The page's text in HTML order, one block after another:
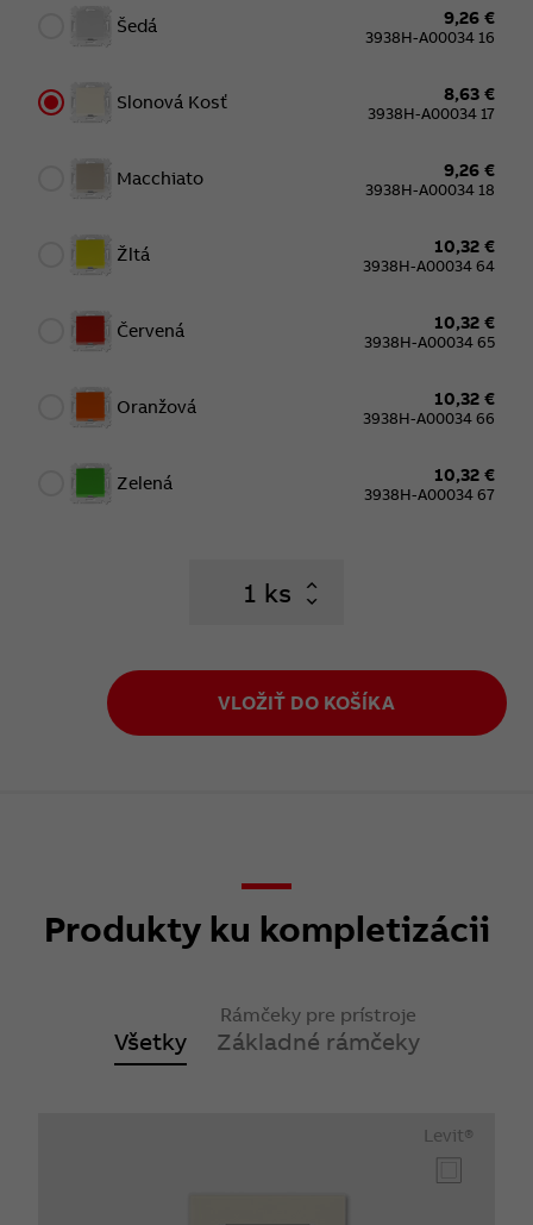
Šedá 9,26 €
3938H-A00034 16
Slonová Kosť 8,63 €
3938H-A00034 17
Macchiato 9,26 €
3938H-A00034 18
Žltá 10,32 €
3938H-A00034 64
Červená 10,32 €
3938H-A00034 65
Oranžová 10,32 €
3938H-A00034 66
Zelená 10,32 €
3938H-A00034 67
ks
VLOŽIŤ DO KOŠÍKA
Produkty ku kompletizácii
Všetky
Rámčeky pre prístroje
Základné rámčeky
Levit®